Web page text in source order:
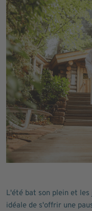
L'été bat son plein et
idéale de s'offrir une